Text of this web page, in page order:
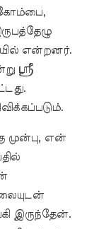
கோம்பை,
என்றனர்.
ஸ்ரீ
முன்பு, என்
இருந்தேன்.